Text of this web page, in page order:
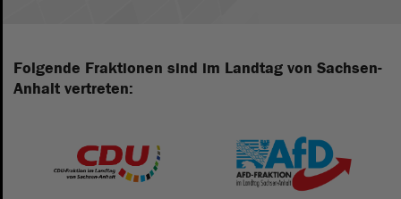
Folgende Fraktionen sind im Landtag von Sachsen-
Anhalt vertreten: